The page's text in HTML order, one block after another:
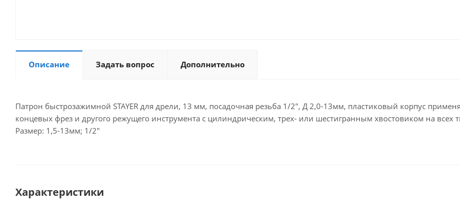
Описание Задать вопрос Дополнительно
Патрон быстрозажимной STAYER для дрели, 13 мм, посадочная резьба 1/2", Д 2,0-13мм, пластиковый корпус
концевых фрез и другого режущего инструмента с цилиндрическим, трех- или шестигранным хвостовиком на всех
Размер: 1,5-13мм; 1/2"
Характеристики